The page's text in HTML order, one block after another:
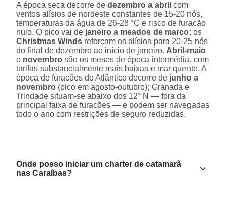
A época seca decorre de dezembro a abril com
ventos alísios de nordeste constantes de 15-20 nós,
temperaturas da água de 26-28 °C e risco de furacão
nulo. O pico vai de janeiro a meados de março; os
Christmas Winds reforçam os alísios para 20-25 nós
do final de dezembro ao início de janeiro. Abril-maio
e novembro são os meses de época intermédia, com
tarifas substancialmente mais baixas e mar quente. A
época de furacões do Atlântico decorre de junho a
novembro (pico em agosto-outubro); Granada e
Trindade situam-se abaixo dos 12° N — fora da
principal faixa de furacões — e podem ser navegadas
todo o ano com restrições de seguro reduzidas.
Onde posso iniciar um charter de catamarã
nas Caraíbas?